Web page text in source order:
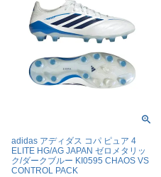
adidas アディダス コパ ピュア 4
ELITE HG/AG JAPAN ゼロメタリッ
ク/ダークブルー KI0595 CHAOS VS
CONTROL PACK